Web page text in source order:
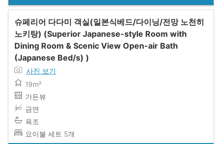
슈페리어 다다미 객실(일본식베드/다이닝/전망 노천히
노키탕) (Superior Japanese-style Room with
Dining Room & Scenic View Open-air Bath
(Japanese Bed/s) )
사진 보기
19m²
가든뷰
금연
욕조
요이불 세트 5개